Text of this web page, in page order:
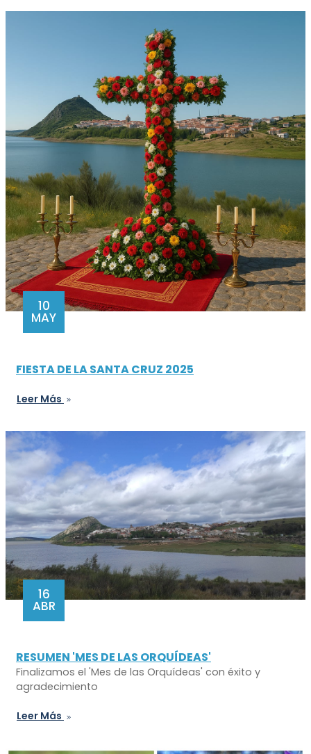
10
MAY
FIESTA DE LA SANTA CRUZ 2025
Leer Más
16
ABR
RESUMEN 'MES DE LAS ORQUÍDEAS'
Finalizamos el 'Mes de las Orquídeas' con éxito y
agradecimiento
Leer Más